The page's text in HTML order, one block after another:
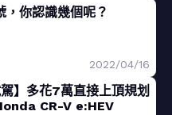
，你認識幾個呢？
2022/04/16
】多花7萬直接上頂規划
CR-V e:HEV